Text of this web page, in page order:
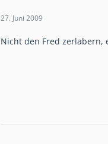
27. Juni 2009
Nicht den Fred zerlabern,